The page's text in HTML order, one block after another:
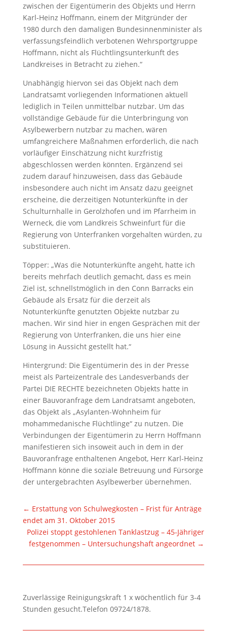
zwischen der Eigentümerin des Objekts und Herrn
Karl-Heinz Hoffmann, einem der Mitgründer der
1980 durch den damaligen Bundesinnenminister als
verfassungsfeindlich verbotenen Wehrsportgruppe
Hoffmann, nicht als Flüchtlingsunterkunft des
Landkreises in Betracht zu ziehen.“
Unabhängig hiervon sei das Objekt nach dem
Landratsamt vorliegenden Informationen aktuell
lediglich in Teilen unmittelbar nutzbar. Um das
vollständige Gebäude für die Unterbringung von
Asylbewerbern nutzbar zu machen, wären
umfangreichere Maßnahmen erforderlich, die nach
vorläufiger Einschätzung nicht kurzfristig
abgeschlossen werden könnten. Ergänzend sei
zudem darauf hinzuweisen, dass das Gebäude
insbesondere auch nicht im Ansatz dazu geeignet
erscheine, die derzeitigen Notunterkünfte in der
Schulturnhalle in Gerolzhofen und im Pfarrheim in
Werneck, die vom Landkreis Schweinfurt für die
Regierung von Unterfranken vorgehalten würden, zu
substituieren.
Töpper: „Was die Notunterkünfte angeht, hatte ich
bereits mehrfach deutlich gemacht, dass es mein
Ziel ist, schnellstmöglich in den Conn Barracks ein
Gebäude als Ersatz für die derzeit als
Notunterkünfte genutzten Objekte nutzbar zu
machen. Wir sind hier in engen Gesprächen mit der
Regierung von Unterfranken, die uns hier eine
Lösung in Aussicht gestellt hat.“
Hintergrund: Die Eigentümerin des in der Presse
meist als Parteizentrale des Landesverbands der
Partei DIE RECHTE bezeichneten Objekts hatte in
einer Bauvoranfrage dem Landratsamt angeboten,
das Objekt als „Asylanten-Wohnheim für
mohammedanische Flüchtlinge“ zu nutzen. Die
Verbindungen der Eigentümerin zu Herrn Hoffmann
manifestieren sich insoweit auch in dem in der
Bauvoranfrage enthaltenen Angebot, Herr Karl-Heinz
Hoffmann könne die soziale Betreuung und Fürsorge
der untergebrachten Asylbewerber übernehmen.
← Erstattung von Schulwegkosten – Frist für Anträge
endet am 31. Oktober 2015
Polizei stoppt gestohlenen Tanklastzug – 45-Jähriger
festgenommen – Untersuchungshaft angeordnet →
Zuverlässige Reinigungskraft 1 x wöchentlich für 3-4
Stunden gesucht.Telefon 09724/1878.